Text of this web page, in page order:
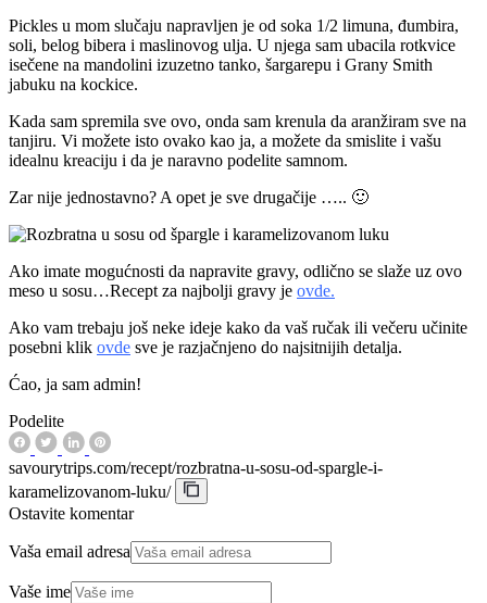
Pickles u mom slučaju napravljen je od soka 1/2 limuna, đumbira,
soli, belog bibera i maslinovog ulja. U njega sam ubacila rotkvice
isečene na mandolini izuzetno tanko, šargarepu i Grany Smith
jabuku na kockice.
Kada sam spremila sve ovo, onda sam krenula da aranžiram sve na
tanjiru. Vi možete isto ovako kao ja, a možete da smislite i vašu
idealnu kreaciju i da je naravno podelite samnom.
Zar nije jednostavno? A opet je sve drugačije ….. 🙂
Ako imate mogućnosti da napravite gravy, odlično se slaže uz ovo
meso u sosu…Recept za najbolji gravy je ovde.
Ako vam trebaju još neke ideje kako da vaš ručak ili večeru učinite
posebni klik ovde sve je razjačnjeno do najsitnijih detalja.
Ćao, ja sam admin!
Podelite
savourytrips.com/recept/rozbratna-u-sosu-od-spargle-i-
karamelizovanom-luku/
Ostavite komentar
Vaša email adresa
Vaše ime